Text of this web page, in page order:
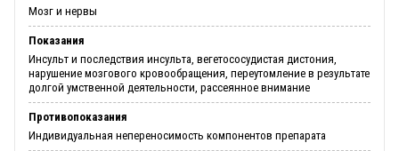
Мозг и нервы
Показания
Инсульт и последствия инсульта, вегетососудистая дистония,
нарушение мозгового кровообращения, переутомление в результате
долгой умственной деятельности, рассеянное внимание
Противопоказания
Индивидуальная непереносимость компонентов препарата